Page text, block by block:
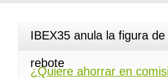
IBEX35 anula la figura
rebote
¿Quiere ahorrar en